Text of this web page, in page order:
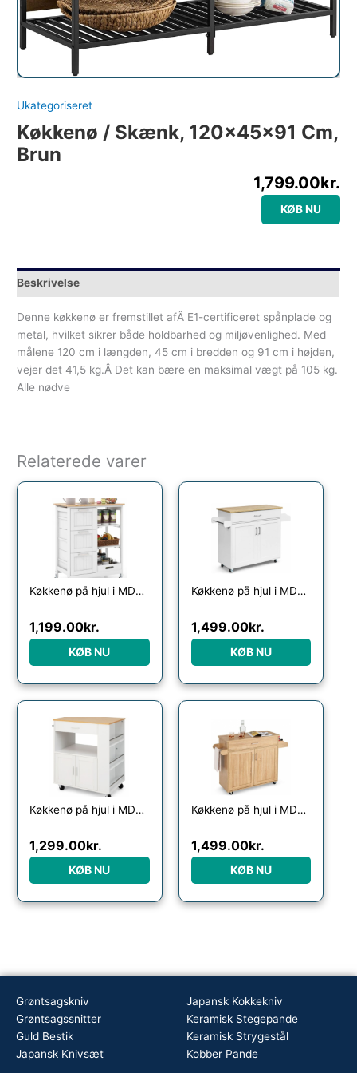
Ukategoriseret
Køkkenø / Skænk, 120x45x91 Cm,
Brun
1,799.00kr.
KØB NU
Beskrivelse
Denne køkkenø er fremstillet afÂ E1-certificeret spånplade og
metal, hvilket sikrer både holdbarhed og miljøvenlighed. Med
målene 120 cm i længden, 45 cm i bredden og 91 cm i højden,
vejer det 41,5 kg.Â Det kan bære en maksimal vægt på 105 kg.
Alle nødve
Relaterede varer
Køkkenø på hjul i MDF og fyrretræ H83,5 x B67 x D37 cm – Hvid/Natur
1,199.00kr.
KØB NU
Køkkenø på hjul i MDF og hårdtræ H85 x B90 – 116 x D40 cm – Hvid/Natur
1,499.00kr.
KØB NU
Køkkenø på hjul i MDF H92 x B75 x D46 cm – Hvid/Natur
1,299.00kr.
KØB NU
Køkkenø på hjul i MDF og hårdtræ H85 x B90 – 116 x D40 cm – Natur
1,499.00kr.
KØB NU
Grøntsagskniv
Grøntsagssnitter
Guld Bestik
Japansk Knivsæt
Japansk Kokkekniv
Keramisk Stegepande
Keramisk Strygestål
Kobber Pande